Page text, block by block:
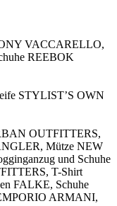
VACCARELLO,
REEBOK
STYLIST’S OWN
OUTFITTERS,
Mütze NEW
und Schuhe
T-Shirt
FALKE, Schuhe
ARMANI,